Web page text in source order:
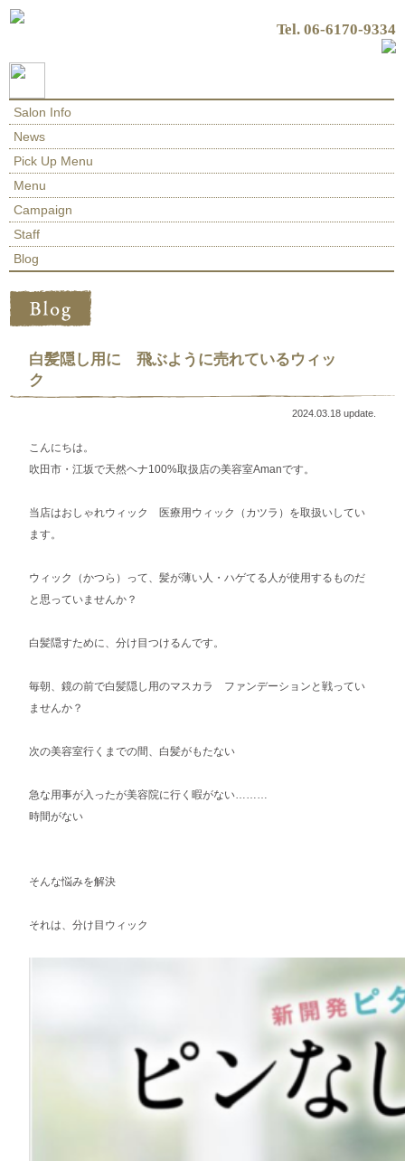
Tel. 06-6170-9334
Salon Info
News
Pick Up Menu
Menu
Campaign
Staff
Blog
白髪隠し用に 飛ぶように売れているウィッ
ク
2024.03.18 update.
こんにちは。
吹田市・江坂で天然ヘナ100%取扱店の美容室Amanです。
当店はおしゃれウィック 医療用ウィック（カツラ）を取扱いしてい
ます。
ウィック（かつら）って、髪が薄い人・ハゲてる人が使用するものだ
と思っていませんか？
白髪隠すために、分け目つけるんです。
毎朝、鏡の前で白髪隠し用のマスカラ ファンデーションと戦ってい
ませんか？
次の美容室行くまでの間、白髪がもたない
急な用事が入ったが美容院に行く暇がない………
時間がない
そんな悩みを解決
それは、分け目ウィック